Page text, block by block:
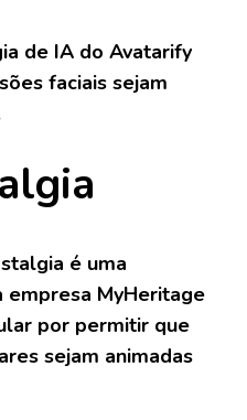
de IA do Avatarify
faciais sejam
é uma
MyHeritage
por permitir que
sejam animadas